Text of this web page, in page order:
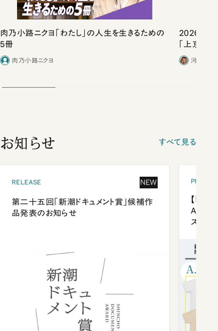
肉乃小路ニクヨ「わたし」の人生を生きるための
5冊
肉乃小路ニクヨ
2026年の
「上京物
河野有
お知らせ すべて見る
RELEASE NEW
第二十五回「新潮ドキュメント賞」候補作
品発表のお知らせ
【「新
ズプレ